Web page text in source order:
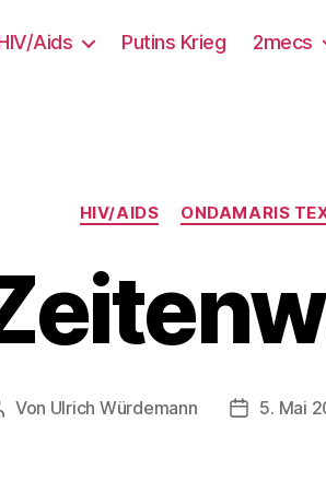
Aids Putins Krieg 2mecs
HIV/AIDS ONDAMARIS
Von Ulrich Würdemann 5. Mai